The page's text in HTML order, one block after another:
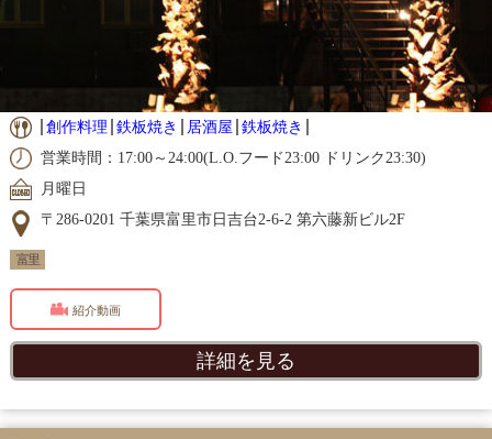
創作料理 鉄板焼き 居酒屋 鉄板焼き
営業時間：17:00～24:00(L.O.フード23:00 ドリンク23:30)
月曜日
〒286-0201 千葉県富里市日吉台2-6-2 第六藤新ビル2F
富里
紹介動画
詳細を見る